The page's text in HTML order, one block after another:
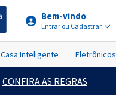
Bem-vindo
Entrar ou Cadastrar
Casa Inteligente Eletrônicos
CONFIRA AS REGRAS